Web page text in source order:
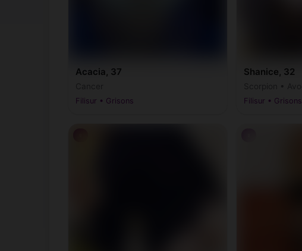
Acacia, 37
Filisur • Grisons
Shanice, 32
Filisur • Grisons